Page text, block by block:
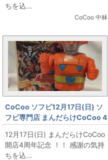
ちを込...
CoCoo 中林
CoCoo ソフビ12月17日(日) ソ
フビ専門店 まんだらけCoCoo 4
周年記念 「ヨネザワ ゼンマイ歩
行 レッドバロン」
12月17日(日) まんだらけCoCoo
開店4周年記念 ！！ 感謝の気持
ちを込...